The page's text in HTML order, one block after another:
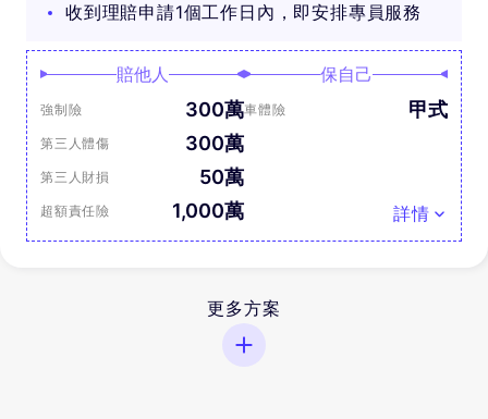
收到理賠申請1個工作日內，即安排專員服務
賠他人
強制險 300萬
第三人體傷 300萬
第三人財損 50萬
超額責任險 1,000萬
保自己
車體險 甲式
詳情
更多方案